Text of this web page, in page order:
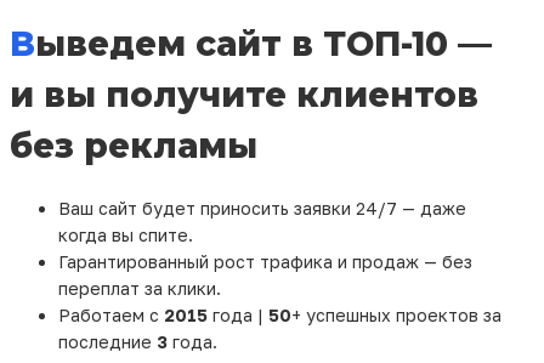
Выведем сайт в ТОП-10 —
и вы получите клиентов
без рекламы
Ваш сайт будет приносить заявки 24/7 — даже
когда вы спите.
Гарантированный рост трафика и продаж — без
переплат за клики.
Работаем с 2015 года | 50+ успешных проектов за
последние 3 года.